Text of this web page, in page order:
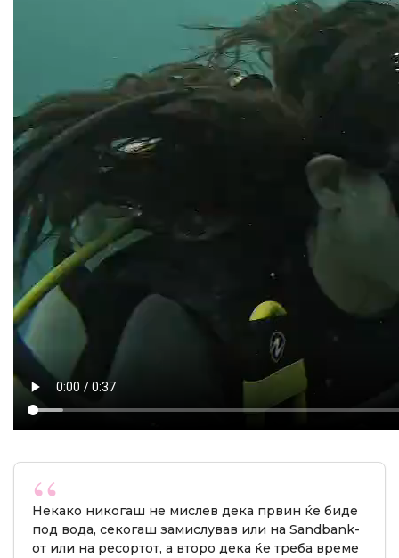
Некако никогаш не мислев дека првин ќе биде
под вода, секогаш замислував или на Sandbank-
от или на ресортот, а второ дека ќе треба време